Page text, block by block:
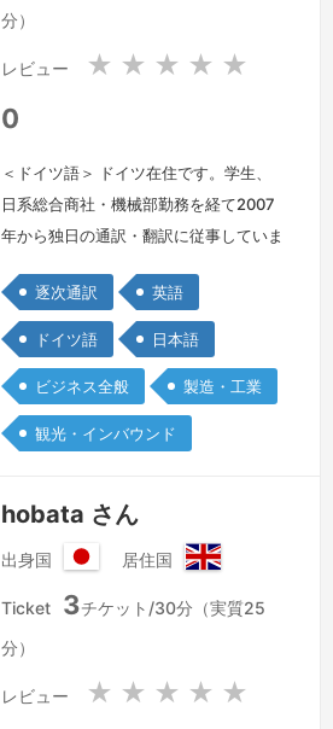
邦
分）
レビュー ★ ★ ★ ★ ★
0
＜ドイツ語＞ ドイツ在住です。学生、
日系総合商社・機械部勤務を経て2007
年から独日の通訳・翻訳に従事していま
アNo.1」の技術力を誇るメーカー様が
多いため、自然と産業技術系が中心とな
り、また得意分野でもありますが、幅広
いお仕事に対応しています。続きを見
る »
逐次通訳 英語
ドイツ語 日本語
ビジネス全般 製造・工業
観光・インバウンド
hobata さん
出身国
本
居住国
ギ
Ticket 3チケット/30分（実質25
分）
レビュー ★ ★ ★ ★ ★